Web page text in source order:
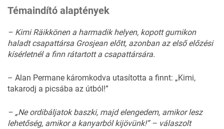
Témaindító alaptények
– Kimi Räikkönen a harmadik helyen, kopott gumikon
haladt csapattársa Grosjean előtt, azonban az első előzési
kísérletnél a finn rátartott a csapattársára.
– Alan Permane káromkodva utasította a finnt: „Kimi,
takarodj a picsába az útból!”
– „Ne ordibáljatok baszki, majd elengedem, amikor lesz
lehetőség, amikor a kanyarból kijövünk!” – válaszolt